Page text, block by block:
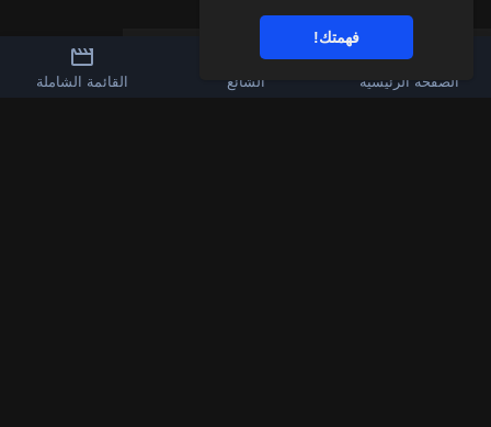
فهمتك!
الصفحة الرئيسية الشائع القائمة الشاملة